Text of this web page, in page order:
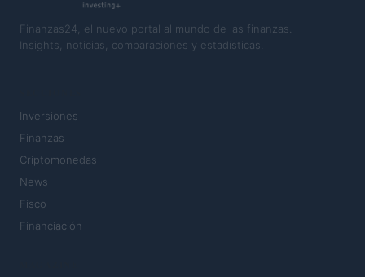
Finanzas24, el nuevo portal al mundo de las finanzas.
Insights, noticias, comparaciones y estadísticas.
Inversiones
Finanzas
Criptomonedas
News
Fisco
Financiación